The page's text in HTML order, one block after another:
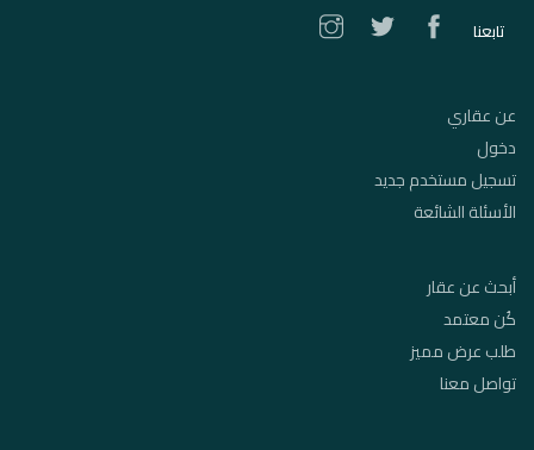
تابعنا
عن عقاري
دخول
تسجيل مستخدم جديد
الأسئلة الشائعة
أبحث عن عقار
كُن معتمد
طلب عرض مميز
تواصل معنا